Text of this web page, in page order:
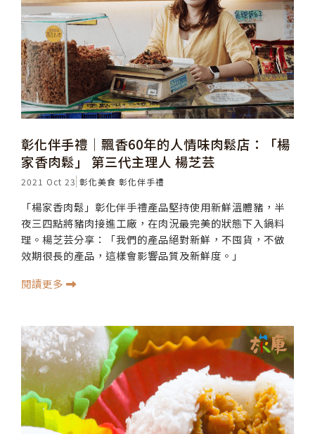
彰化伴手禮│飄香60年的人情味肉鬆店：「楊
家香肉鬆」 第三代主理人 楊芝芸
2021 Oct 23 彰化美食 彰化伴手禮
「楊家香肉鬆」彰化伴手禮產品堅持使用新鮮溫體豬，半
夜三四點將豬肉接進工廠，在肉況最完美的狀態下入鍋料
理。楊芝芸分享：「我們的產品絕對新鮮，不囤貨，不做
效期很長的產品，這樣會影響品質及新鮮度。」
閱讀更多